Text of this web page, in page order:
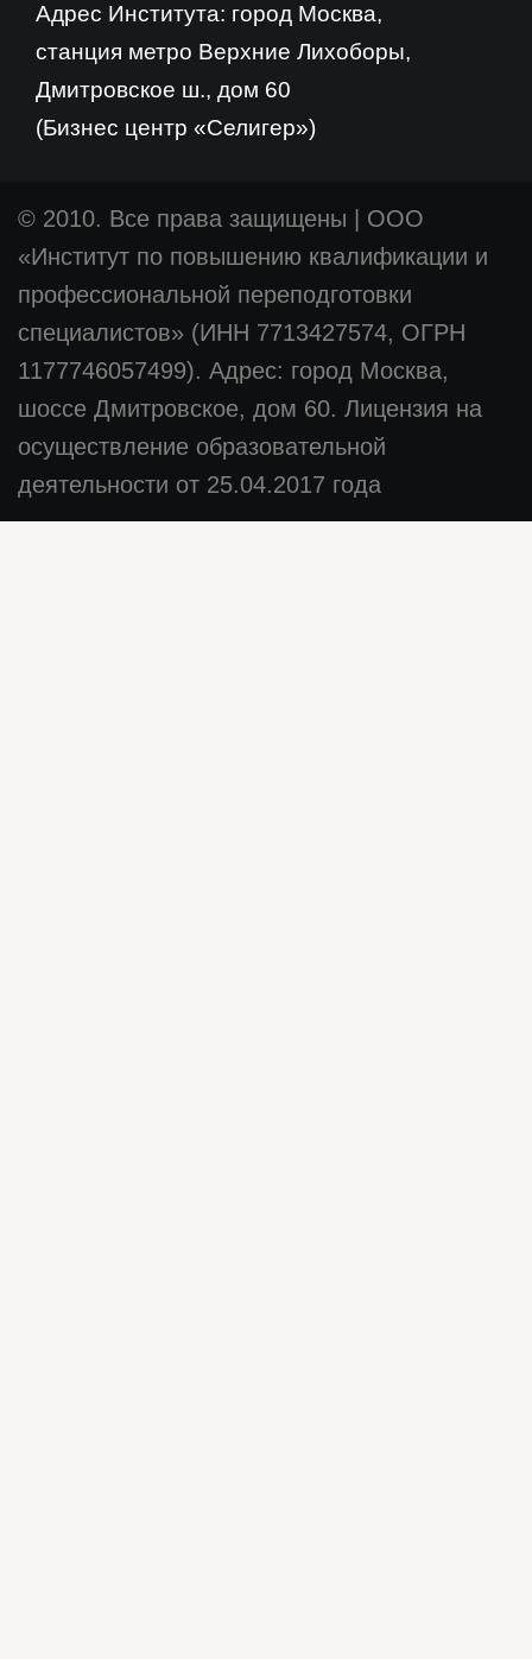
Адрес Института: город Москва,
станция метро Верхние Лихоборы,
Дмитровское ш., дом 60
(Бизнес центр «Селигер»)
© 2010. Все права защищены
ООО
«Институт по повышению квалификации и
профессиональной переподготовки
специалистов» (ИНН 7713427574, ОГРН
1177746057499). Адрес: город Москва,
шоссе Дмитровское, дом 60. Лицензия на
осуществление образовательной
деятельности от 25.04.2017 года